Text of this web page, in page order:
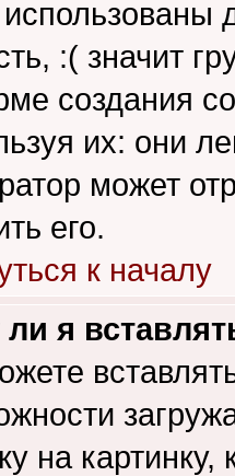
:( значит
создания
их: они
может
его.
к началу
я
на